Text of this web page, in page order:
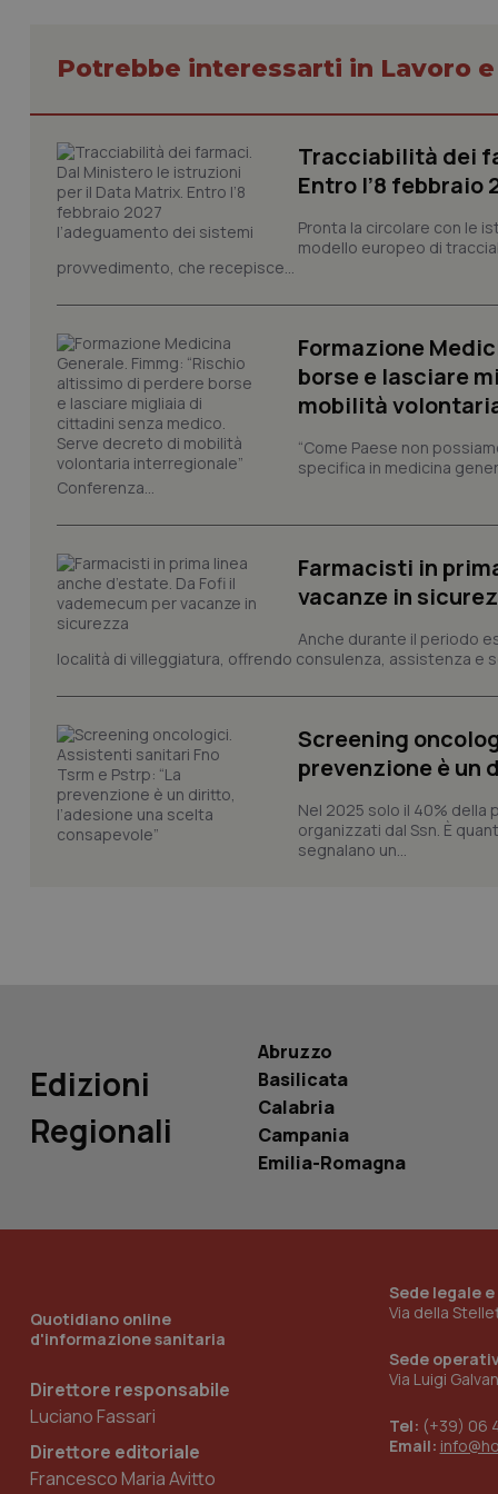
Potrebbe interessarti in Lavoro
Tracciabilità dei
Entro l’8 febbraio
Pronta la circolare con le
modello europeo di
provvedimento, che recepisce...
Formazione
borse e lasciare
mobilità
“Come Paese non
specifica in medicina
Conferenza...
Farmacisti in
vacanze in
Anche durante il periodo
località di villeggiatura, offrendo consulenza, assistenza e
Screening
prevenzione è un
Nel 2025 solo il 40% della
organizzati dal Ssn. È
segnalano un...
Edizioni
Regionali
Abruzzo
Basilicata
Calabria
Campania
Emilia-Romagna
Quotidiano online
d'informazione sanitaria
Direttore responsabile
Luciano Fassari
Direttore editoriale
Francesco Maria Avitto
Sede legale
Via della
Sede
Via Luigi
Tel: (+39) 06
Email:
I cookie necessari
e l'accesso alle aree
tracking-sites-
tracking-enable
_ga
PHPSESSID
tracking-sites-